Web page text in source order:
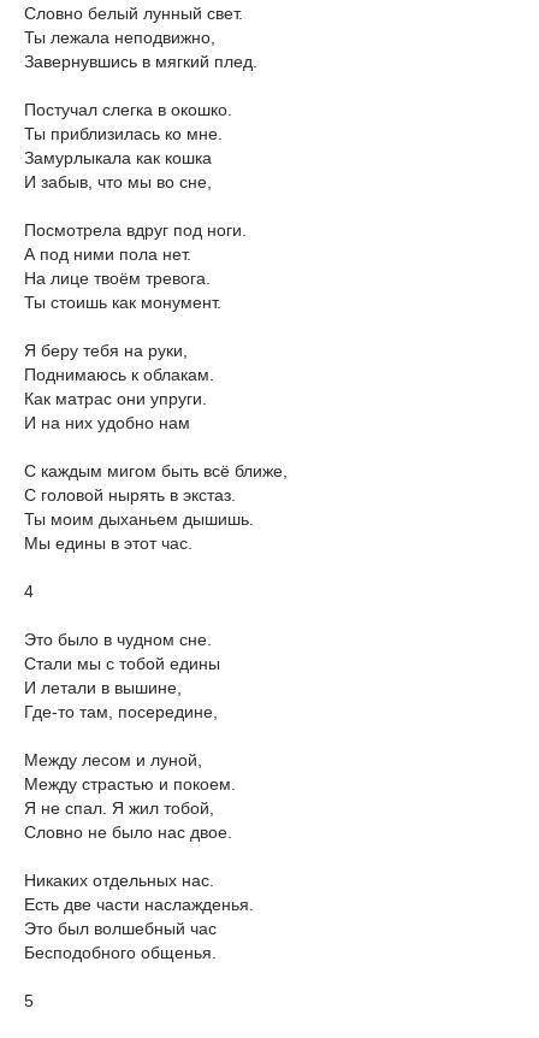
Словно белый лунный свет.
Ты лежала неподвижно,
Завернувшись в мягкий плед.
Постучал слегка в окошко.
Ты приблизилась ко мне.
Замурлыкала как кошка
И забыв, что мы во сне,
Посмотрела вдруг под ноги.
А под ними пола нет.
На лице твоём тревога.
Ты стоишь как монумент.
Я беру тебя на руки,
Поднимаюсь к облакам.
Как матрас они упруги.
И на них удобно нам
С каждым мигом быть всё ближе,
С головой нырять в экстаз.
Ты моим дыханьем дышишь.
Мы едины в этот час.
4
Это было в чудном сне.
Стали мы с тобой едины
И летали в вышине,
Где-то там, посередине,
Между лесом и луной,
Между страстью и покоем.
Я не спал. Я жил тобой,
Словно не было нас двое.
Никаких отдельных нас.
Есть две части наслажденья.
Это был волшебный час
Бесподобного общенья.
5